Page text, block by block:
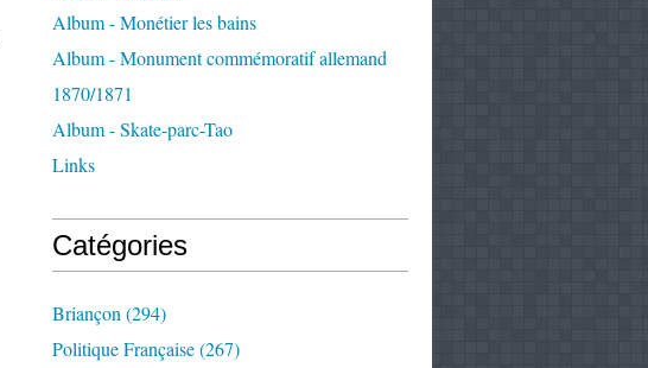
Album - Monétier les bains
Album - Monument commémoratif allemand
1870/1871
Album - Skate-parc-Tao
Links
Catégories
Briançon (294)
Politique Française(267)